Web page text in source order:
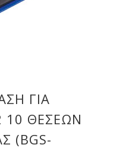
ΓΙΑ
10 ΘΈΣΕΩΝ
(BGS-